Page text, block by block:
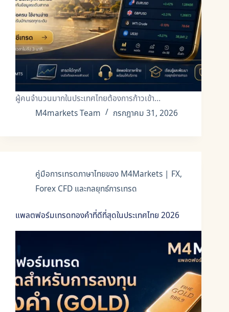
ผู้คนจำนวนมากในประเทศไทยต้องการก้าวเข้า…
M4markets Team
กรกฎาคม 31, 2026
คู่มือการเทรดภาษาไทยของ M4Markets | FX,
Forex CFD และกลยุทธ์การเทรด
แพลตฟอร์มเทรดทองคำที่ดีที่สุดในประเทศไทย 2026